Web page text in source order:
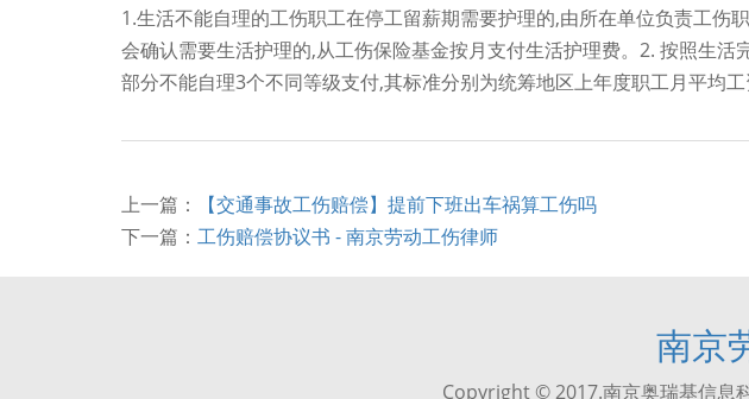
1.生活不能自理的工伤职工在停工留薪期需要护理的,由所在单位负责工伤
会确认需要生活护理的,从工伤保险基金按月支付生活护理费。2. 按照生
部分不能自理3个不同等级支付,其标准分别为统筹地区上年度职工月平均工
上一篇：
【交通事故工伤赔偿】提前下班出车祸算工伤吗
下一篇： 工伤赔偿协议书 - 南京劳动工伤律师
南京
Copyright © 2017.南京奥瑞基信息